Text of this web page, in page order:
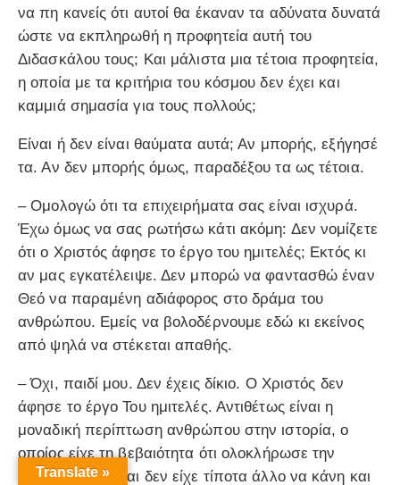
να πη κανείς ότι αυτοί θα έκαναν τα αδύνατα δυνατά
ώστε να εκπληρωθή η προφητεία αυτή του
Διδασκάλου τους; Και μάλιστα μια τέτοια προφητεία,
η οποία με τα κριτήρια του κόσμου δεν έχει και
καμμιά σημασία για τους πολλούς;
Είναι ή δεν είναι θαύματα αυτά; Αν μπορής, εξήγησέ
τα. Αν δεν μπορής όμως, παραδέξου τα ως τέτοια.
– Ομολογώ ότι τα επιχειρήματα σας είναι ισχυρά.
Έχω όμως να σας ρωτήσω κάτι ακόμη: Δεν νομίζετε
ότι ο Χριστός άφησε το έργο του ημιτελές; Εκτός κι
αν μας εγκατέλειψε. Δεν μπορώ να φαντασθώ έναν
Θεό να παραμένη αδιάφορος στο δράμα του
ανθρώπου. Εμείς να βολοδέρνουμε εδώ κι εκείνος
από ψηλά να στέκεται απαθής.
– Όχι, παιδί μου. Δεν έχεις δίκιο. Ο Χριστός δεν
άφησε το έργο Του ημιτελές. Αντιθέτως είναι η
μοναδική περίπτωση ανθρώπου στην ιστορία, ο
οποίος είχε τη βεβαιότητα ότι ολοκλήρωσε την
αποστολή Του και δεν είχε τίποτα άλλο να κάνη και
Translate »